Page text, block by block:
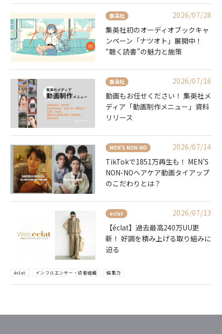
集英社
2026/07/28
集英社初のオーディオブックキャ
ンペーン「ナツオト」展開中！
“聴く読書”の魅力と施策
集英社
2026/07/16
動画もお任せください！ 集英社メ
ディア「動画制作メニュー」資料
リリース
MEN'S NON-NO
2026/07/14
TikTokで1851万再生も！ MEN’S
NON-NOヘアケア動画タイアップ
のこだわりとは？
eclat
2026/07/13
【éclat】過去最高240万UU更
新！ 好調を積み上げる取り組みに
迫る
éclat インフルエンサー・読者組織 編集力